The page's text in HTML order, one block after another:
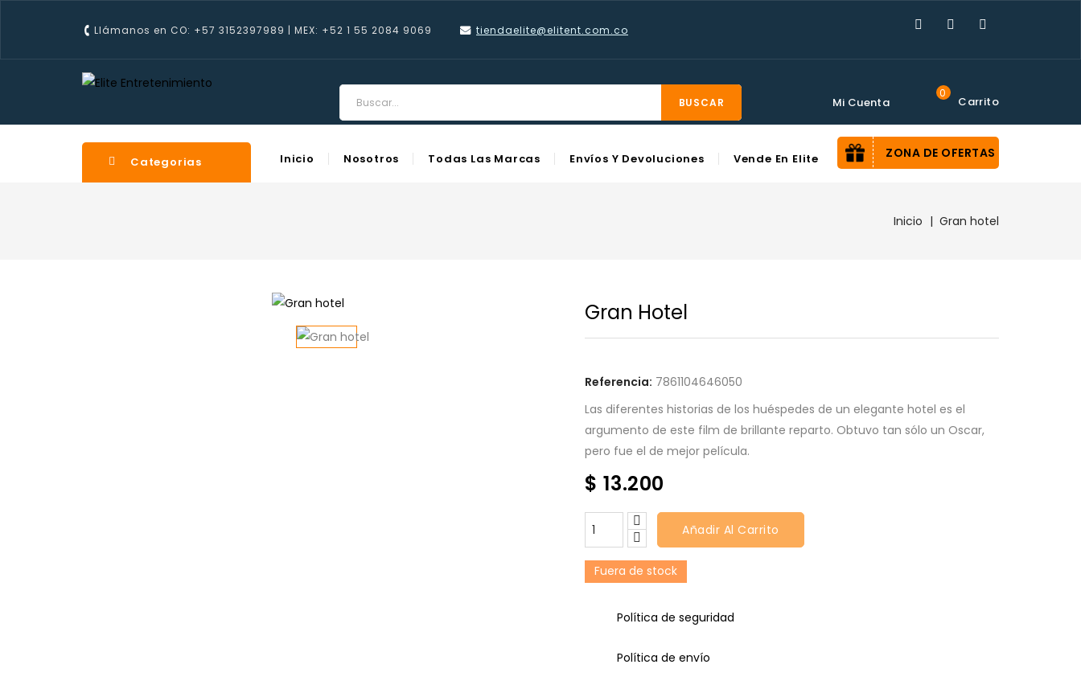
Llámanos en CO: +57 3152397989 | MEX: +52 1 55 2084 9069 tiendaelite@elitent.com.co
Carrito
0
Mi Cuenta
BUSCAR
ZONA DE OFERTAS
Inicio Nosotros Todas Las Marcas Envíos Y Devoluciones Vende En Elite
Categorias
Inicio Gran hotel
Gran Hotel
Referencia: 7861104646050
Las diferentes historias de los huéspedes de un elegante hotel es el
argumento de este film de brillante reparto. Obtuvo tan sólo un Oscar,
pero fue el de mejor película.
$ 13.200
Añadir Al Carrito
Fuera de stock
Política de seguridad
Política de envío